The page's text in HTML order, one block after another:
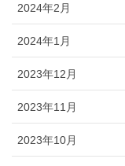
2024年2月
2024年1月
2023年12月
2023年11月
2023年10月